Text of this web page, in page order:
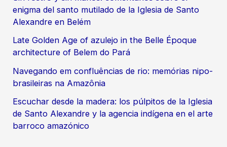
enigma del santo mutilado de la Iglesia de Santo
Alexandre en Belém
Late Golden Age of azulejo in the Belle Époque
architecture of Belem do Pará
Navegando em confluências de rio: memórias nipo-
brasileiras na Amazônia
Escuchar desde la madera: los púlpitos de la Iglesia
de Santo Alexandre y la agencia indígena en el arte
barroco amazónico